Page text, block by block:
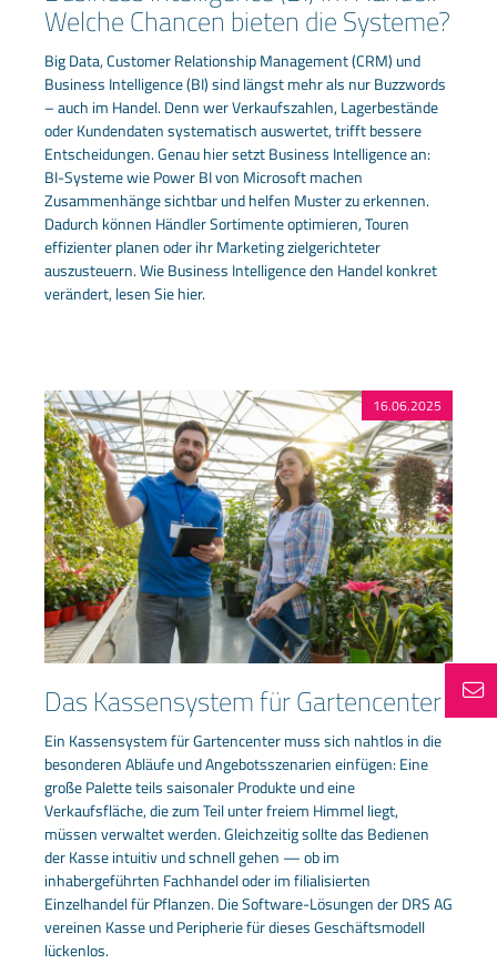
Welche Chancen bieten die Systeme?
Big Data, Customer Relationship Management (CRM) und
Business Intelligence (BI) sind längst mehr als nur Buzzwords
– auch im Handel. Denn wer Verkaufszahlen, Lagerbestände
oder Kundendaten systematisch auswertet, trifft bessere
Entscheidungen. Genau hier setzt Business Intelligence an:
BI-Systeme wie Power BI von Microsoft machen
Zusammenhänge sichtbar und helfen Muster zu erkennen.
Dadurch können Händler Sortimente optimieren, Touren
effizienter planen oder ihr Marketing zielgerichteter
auszusteuern. Wie Business Intelligence den Handel konkret
verändert, lesen Sie hier.
16.06.2025
Das Kassensystem für Gartencenter
Ein Kassensystem für Gartencenter muss sich nahtlos in die
besonderen Abläufe und Angebotsszenarien einfügen: Eine
große Palette teils saisonaler Produkte und eine
Verkaufsfläche, die zum Teil unter freiem Himmel liegt,
müssen verwaltet werden. Gleichzeitig sollte das Bedienen
der Kasse intuitiv und schnell gehen — ob im
inhabergeführten Fachhandel oder im filialisierten
Einzelhandel für Pflanzen. Die Software-Lösungen der DRS AG
vereinen Kasse und Peripherie für dieses Geschäftsmodell
lückenlos.